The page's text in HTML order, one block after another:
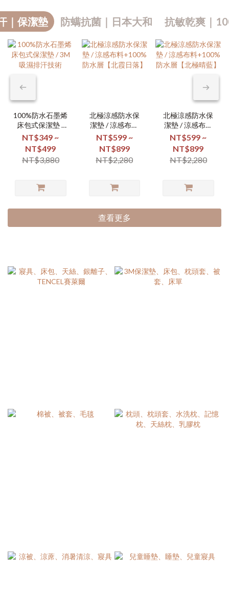
｜保潔墊 防螨抗菌｜日本大和 抗敏乾爽｜
100%防水石墨烯
床包式保潔墊 /
3M吸濕排汗技術
NT$349 ~
NT$499
NT$3,880
北極涼感防水保
潔墊 / 涼感布料
+100%防水層
【北霞日落】
NT$599 ~
NT$899
NT$2,280
北極涼感防水保
潔墊 / 涼感布料
+100%防水層
【北極晴藍】
NT$599 ~
NT$899
NT$2,280
查看更多